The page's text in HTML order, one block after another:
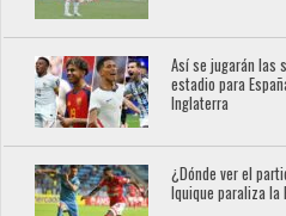
Así se jugarán las
estadio para
Inglaterra
¿Dónde ver el
Iquique paraliza la